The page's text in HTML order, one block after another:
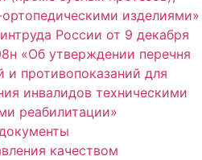
ортопедическими изделиями»
России от 9 декабря
«Об утверждении перечня
и противопоказаний для
инвалидов техническими
реабилитации»
качеством